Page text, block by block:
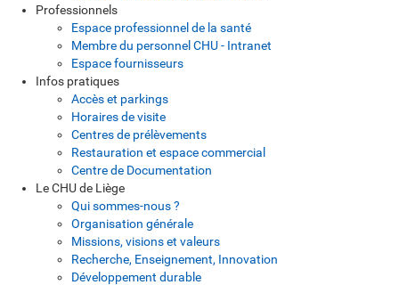
Professionnels
Espace professionnel de la santé
Membre du personnel CHU - Intranet
Espace fournisseurs
Infos pratiques
Accès et parkings
Horaires de visite
Centres de prélèvements
Restauration et espace commercial
Centre de Documentation
Le CHU de Liège
Qui sommes-nous ?
Organisation générale
Missions, visions et valeurs
Recherche, Enseignement, Innovation
Développement durable